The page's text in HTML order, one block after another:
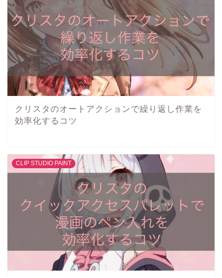
クリスタのオートアクションで繰り返し作業を
効率化するコツ
CLIP STUDIO PAINT